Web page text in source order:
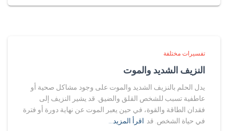
تفسيرات مختلفة
النزيف الشديد والموت
يدل الحلم بالنزيف الشديد والموت على وجود مشاكل صحية أو
عاطفية تسبب للشخص القلق والضيق. قد يشير النزيف إلى
فقدان الطاقة والقوة، في حين يعبر الموت عن نهاية دورة أو فترة
في حياة الشخص. قد اقرأ المزيد…